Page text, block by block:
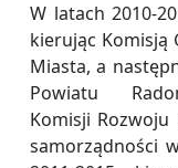
W latach 2010-
kierując Komisją
Miasta, a
Powiatu
Komisji Rozwoju
samorządności